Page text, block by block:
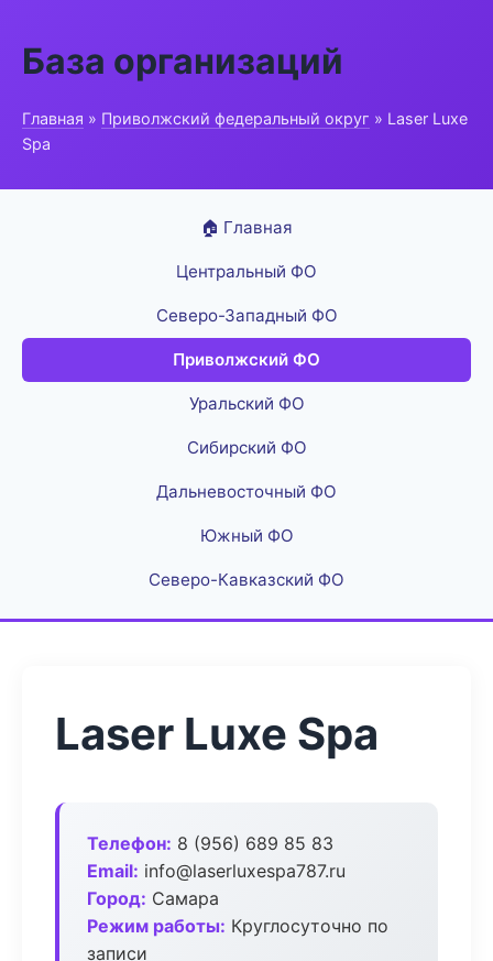
База организаций
Главная » Приволжский федеральный округ » Laser Luxe
Spa
🏠 Главная
Центральный ФО
Северо-Западный ФО
Приволжский ФО
Уральский ФО
Сибирский ФО
Дальневосточный ФО
Южный ФО
Северо-Кавказский ФО
Laser Luxe Spa
Телефон: 8 (956) 689 85 83
Email: info@laserluxespa787.ru
Город: Самара
Режим работы: Круглосуточно по
записи